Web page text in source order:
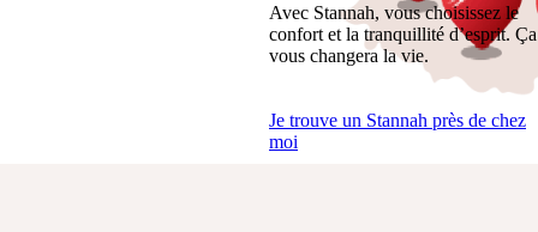
Avec Stannah, vous choisissez le
confort et la tranquillité d’esprit. Ça
vous changera la vie.
Je trouve un Stannah près de chez
moi